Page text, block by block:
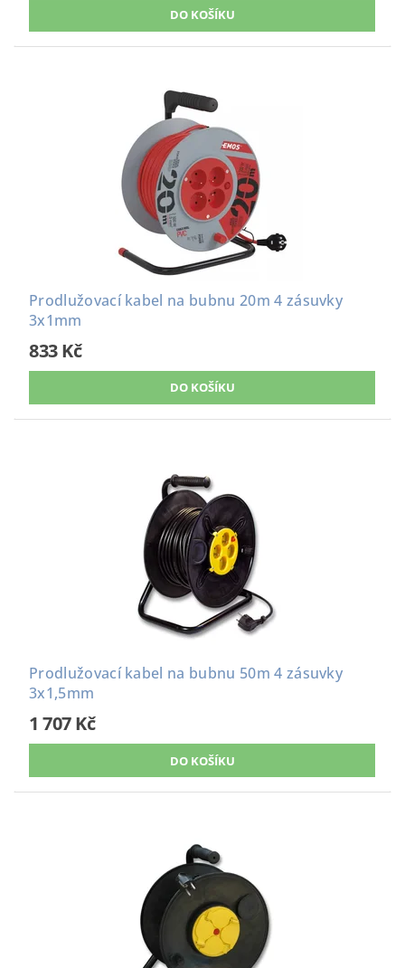
Prodlužovací kabel na bubnu 20m 4 zásuvky
3x1mm
833 Kč
Prodlužovací kabel na bubnu 50m 4 zásuvky
3x1,5mm
1 707 Kč